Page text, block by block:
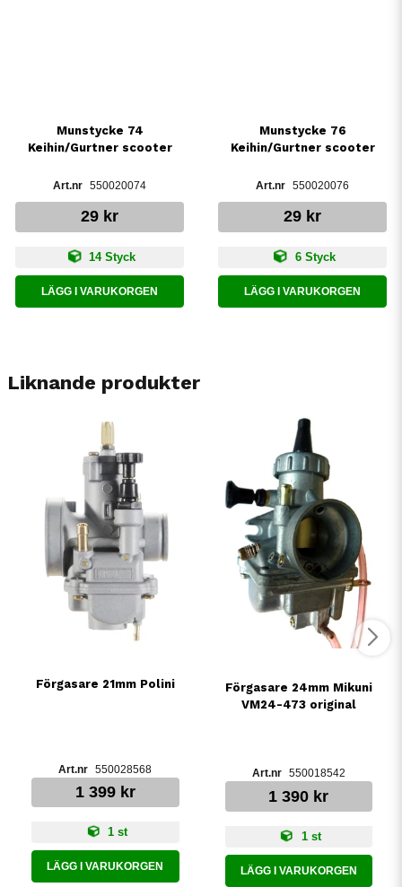
Munstycke 74
Keihin/Gurtner scooter
550020074
29 kr
14 Styck
LÄGG I VARUKORGEN
Munstycke 76
Keihin/Gurtner scooter
550020076
29 kr
6 Styck
LÄGG I VARUKORGEN
Liknande produkter
Förgasare 21mm Polini
550028568
1 399 kr
1 st
LÄGG I VARUKORGEN
Förgasare 24mm Mikuni
VM24-473 original
550018542
1 390 kr
1 st
LÄGG I VARUKORGEN